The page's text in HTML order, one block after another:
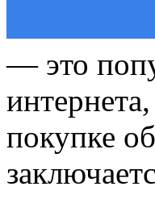
— это
покупке